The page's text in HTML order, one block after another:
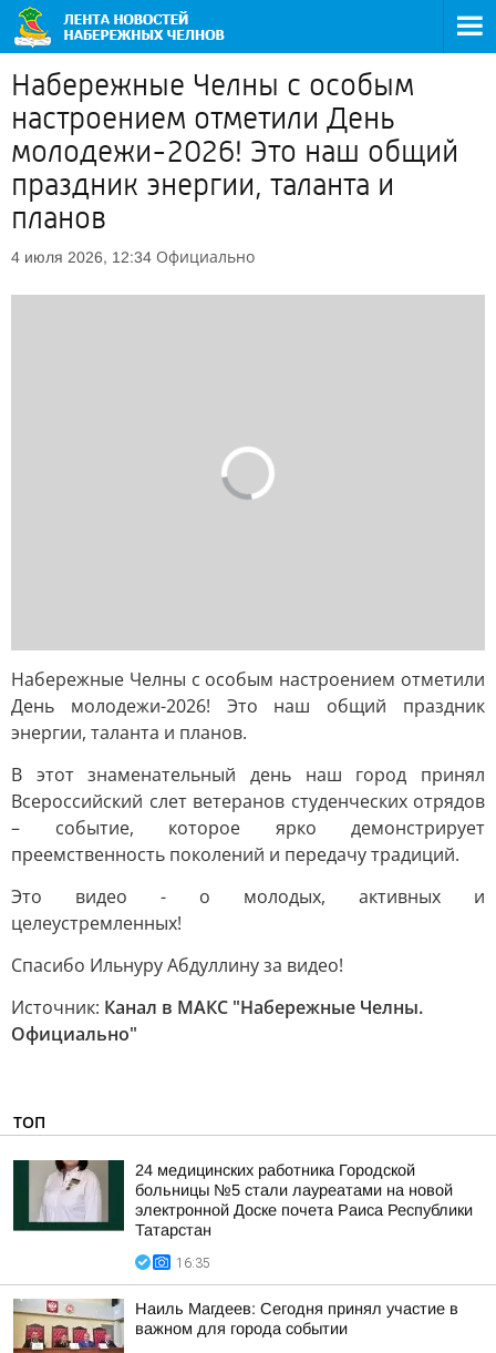
Набережные Челны с особым
настроением отметили День
молодежи-2026! Это наш общий
праздник энергии, таланта и
планов
4 июля 2026, 12:34 Официально
Набережные Челны с особым настроением отметили
День молодежи-2026! Это наш общий праздник
энергии, таланта и планов.
В этот знаменательный день наш город принял
Всероссийский слет ветеранов студенческих отрядов
– событие, которое ярко демонстрирует
преемственность поколений и передачу традиций.
Это видео - о молодых, активных и
целеустремленных!
Спасибо Ильнуру Абдуллину за видео!
Источник: Канал в МАКС "Набережные Челны.
Официально"
ТОП
24 медицинских работника Городской
больницы №5 стали лауреатами на новой
электронной Доске почета Раиса Республики
Татарстан
16:35
Наиль Магдеев: Сегодня принял участие в
важном для города событии